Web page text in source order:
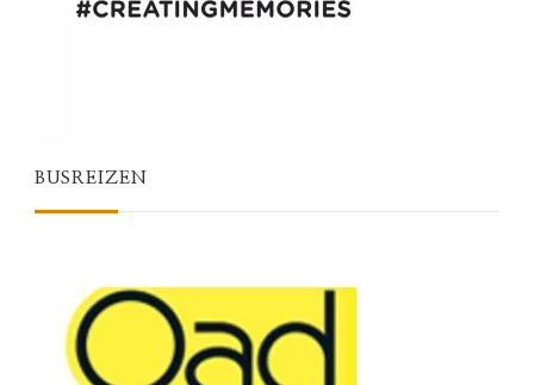
BUSREIZEN